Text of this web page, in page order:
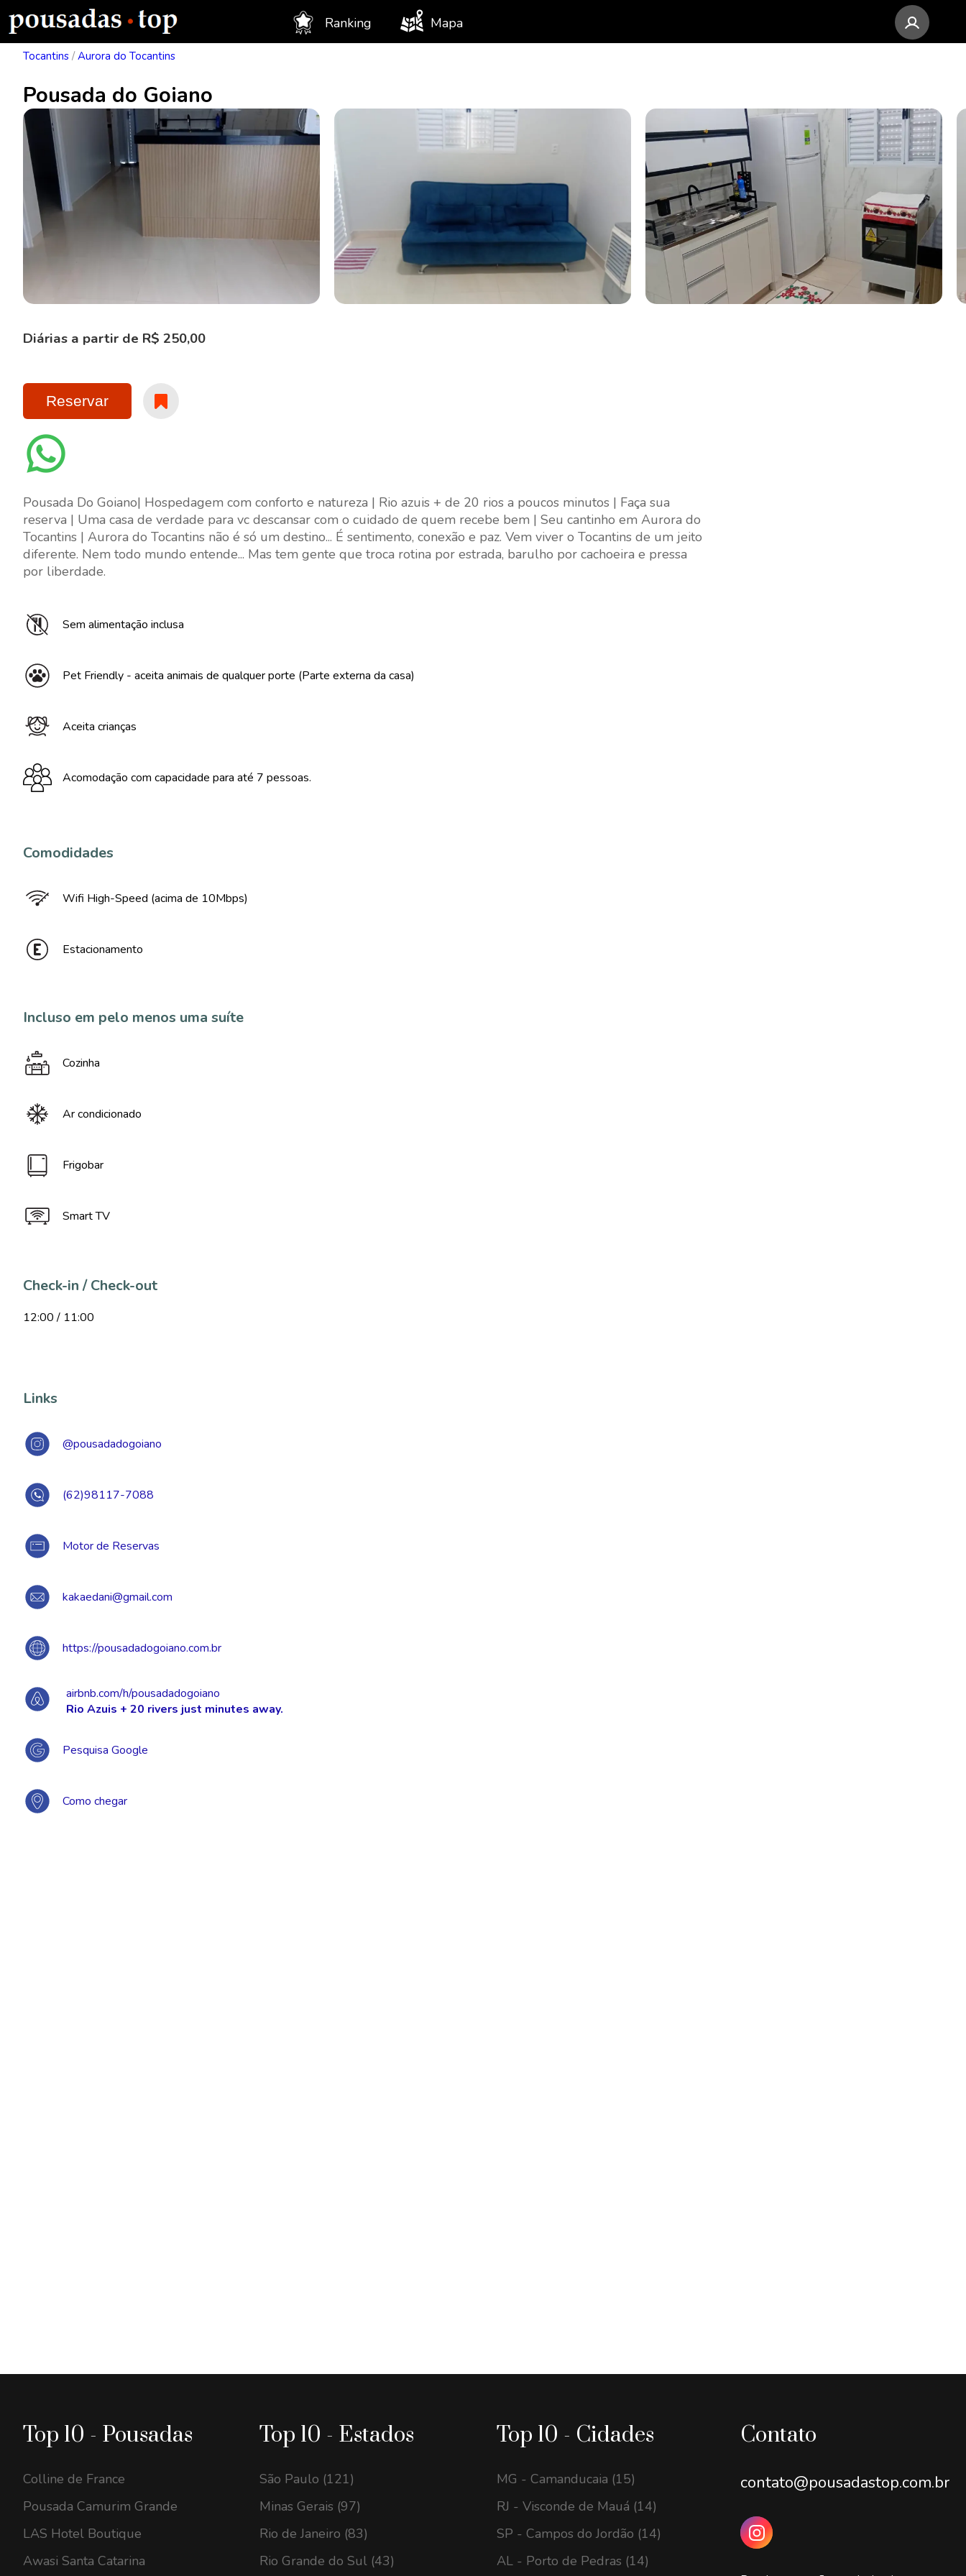
Ranking Mapa
Tocantins / Aurora do Tocantins
Pousada do Goiano
Diárias a partir de R$ 250,00
Reservar
Pousada Do Goiano| Hospedagem com conforto e natureza | Rio azuis + de 20 rios a poucos minutos | Faça sua
reserva | Uma casa de verdade para vc descansar com o cuidado de quem recebe bem | Seu cantinho em Aurora do
Tocantins | Aurora do Tocantins não é só um destino... É sentimento, conexão e paz. Vem viver o Tocantins de um jeito
diferente. Nem todo mundo entende... Mas tem gente que troca rotina por estrada, barulho por cachoeira e pressa
por liberdade.
Sem alimentação inclusa
Pet Friendly - aceita animais de qualquer porte (Parte externa da casa)
Aceita crianças
Acomodação com capacidade para até 7 pessoas.
Comodidades
Wifi High-Speed (acima de 10Mbps)
Estacionamento
Incluso em pelo menos uma suíte
Cozinha
Ar condicionado
Frigobar
Smart TV
Check-in / Check-out
12:00 / 11:00
Links
@pousadadogoiano
(62)98117-7088
Motor de Reservas
kakaedani@gmail.com
https://pousadadogoiano.com.br
airbnb.com/h/pousadadogoiano
Rio Azuis + 20 rivers just minutes away.
Pesquisa Google
Como chegar
Top 10 - Pousadas
Colline de France
Pousada Camurim Grande
LAS Hotel Boutique
Awasi Santa Catarina
Top 10 - Estados
São Paulo (121)
Minas Gerais (97)
Rio de Janeiro (83)
Rio Grande do Sul (43)
Top 10 - Cidades
MG - Camanducaia (15)
RJ - Visconde de Mauá (14)
SP - Campos do Jordão (14)
AL - Porto de Pedras (14)
Contato
contato@pousadastop.com.br